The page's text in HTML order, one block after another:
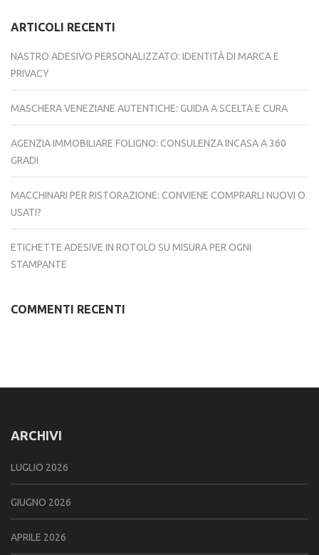
ARTICOLI RECENTI
NASTRO ADESIVO PERSONALIZZATO: IDENTITÀ DI MARCA E
PRIVACY
MASCHERA VENEZIANE AUTENTICHE: GUIDA A SCELTA E CURA
AGENZIA IMMOBILIARE FOLIGNO: CONSULENZA INCASA A 360
GRADI
MACCHINARI PER RISTORAZIONE: CONVIENE COMPRARLI NUOVI O
USATI?
ETICHETTE ADESIVE IN ROTOLO SU MISURA PER OGNI
STAMPANTE
COMMENTI RECENTI
ARCHIVI
LUGLIO 2026
GIUGNO 2026
APRILE 2026